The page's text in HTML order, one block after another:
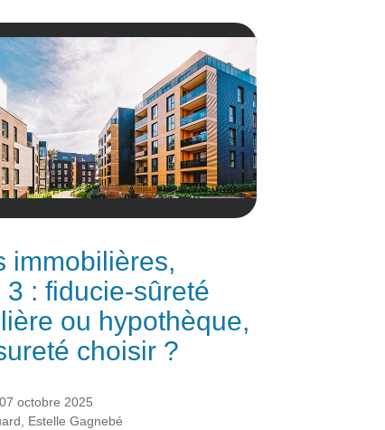
immobilières,
: fiducie-sûreté
ou hypothèque,
choisir ?
07 octobre 2025
, Estelle Gagnebé